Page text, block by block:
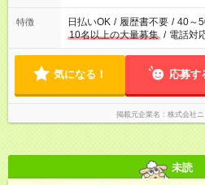
特徴 日払いOK / 履歴書不要 / 40～
10名以上の大量募集 / 電話対
気になる！ 応募す
掲載元企業名 株式会社
未読